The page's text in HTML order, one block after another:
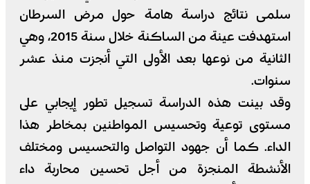
سلمى نتائج دراسة هامة حول مرض السرطان
استهدفت عينة من الساكنة خلال سنة 2015، وهي
الثانية من نوعها بعد الأولى التي أنجزت منذ عشر
سنوات.
وقد بينت هذه الدراسة تسجيل تطور إيجابي على
مستوى توعية وتحسيس المواطنين بمخاطر هذا
الداء. كما أن جهود التواصل والتحسيس ومختلف
الأنشطة المنجزة من أجل تحسين محاربة داء